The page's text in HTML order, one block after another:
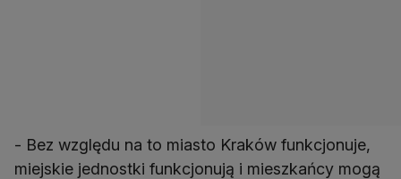
- Bez względu na to miasto Kraków funkcjonuje,
miejskie jednostki funkcjonują i mieszkańcy mogą